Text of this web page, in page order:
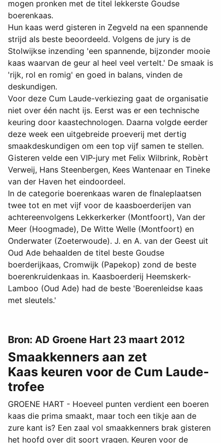
mogen pronken met de titel lekkerste Goudse
boerenkaas.
Hun kaas werd gisteren in Zegveld na een spannende
strijd als beste beoordeeld. Volgens de jury is de
Stolwijkse inzending 'een spannende, bijzonder mooie
kaas waarvan de geur al heel veel vertelt.' De smaak is
'rijk, rol en romig' en goed in balans, vinden de
deskundigen.
Voor deze Cum Laude-verkiezing gaat de organisatie
niet over één nacht ijs. Eerst was er een technische
keuring door kaastechnologen. Daarna volgde eerder
deze week een uitgebreide proeverij met dertig
smaakdeskundigen om een top vijf samen te stellen.
Gisteren velde een VIP-jury met Felix Wilbrink, Robèrt
Verweij, Hans Steenbergen, Kees Wantenaar en Tineke
van der Haven het eindoordeel.
In de categorie boerenkaas waren de flnaleplaatsen
twee tot en met vijf voor de kaasboerderijen van
achtereenvolgens Lekkerkerker (Montfoort), Van der
Meer (Hoogmade), De Witte Welle (Montfoort) en
Onderwater (Zoeterwoude). J. en A. van der Geest uit
Oud Ade behaalden de titel beste Goudse
boerderijkaas, Cromwijk (Papekop) zond de beste
boerenkruidenkaas in. Kaasboerderij Heemskerk-
Lamboo (Oud Ade) had de beste 'Boerenleidse kaas
met sleutels.'
Bron: AD Groene Hart 23 maart 2012
Smaakkenners aan zet
Kaas keuren voor de Cum Laude-
trofee
GROENE HART - Hoeveel punten verdient een boeren
kaas die prima smaakt, maar toch een tikje aan de
zure kant is? Een zaal vol smaakkenners brak gisteren
het hoofd over dit soort vragen. Keuren voor de